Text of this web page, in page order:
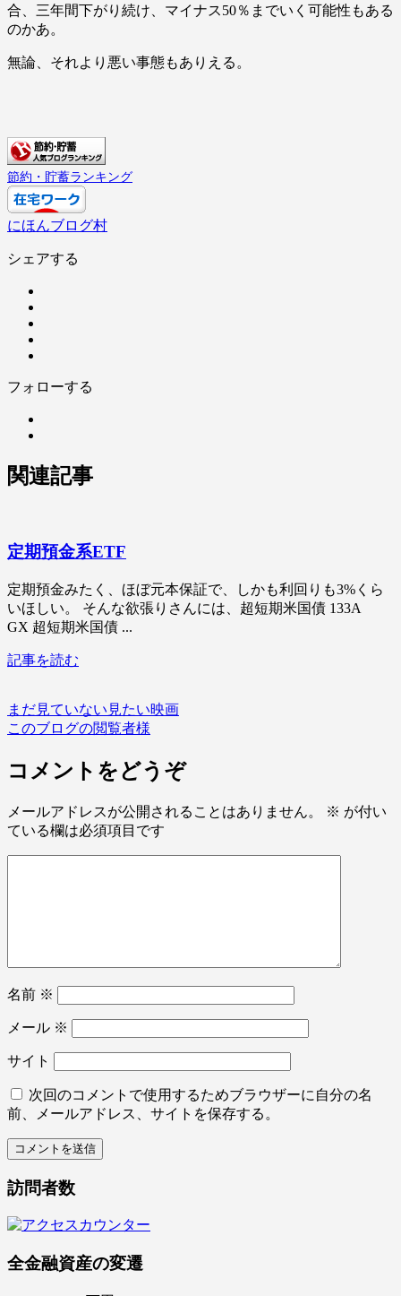
合、三年間下がり続け、マイナス50％までいく可能性もある
のかあ。
無論、それより悪い事態もありえる。
節約・貯蓄ランキング
にほんブログ村
シェアする
フォローする
関連記事
定期預金系ETF
定期預金みたく、ほぼ元本保証で、しかも利回りも3%くら
いほしい。 そんな欲張りさんには、超短期米国債 133A
GX 超短期米国債 ...
記事を読む
まだ見ていない見たい映画
このブログの閲覧者様
コメントをどうぞ
メールアドレスが公開されることはありません。 ※ が付い
ている欄は必須項目です
名前 ※
メール ※
サイト
次回のコメントで使用するためブラウザーに自分の名
前、メールアドレス、サイトを保存する。
訪問者数
全金融資産の変遷